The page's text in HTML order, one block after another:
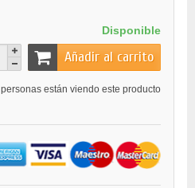
Disponible
Añadir al carrito
personas están viendo este producto